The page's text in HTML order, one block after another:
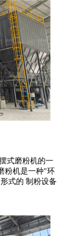
式磨粉机的一
粉机是一种"环
式的 制粉设备